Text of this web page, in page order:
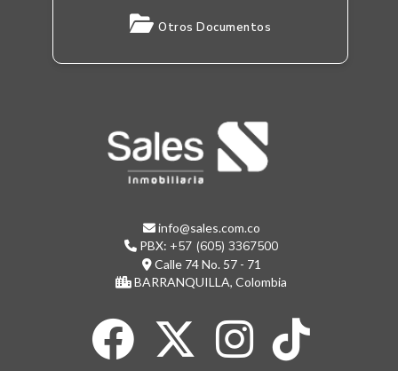
Otros Documentos
info@sales.com.co
PBX: +57 (605) 3367500
Calle 74 No. 57 - 71
BARRANQUILLA, Colombia